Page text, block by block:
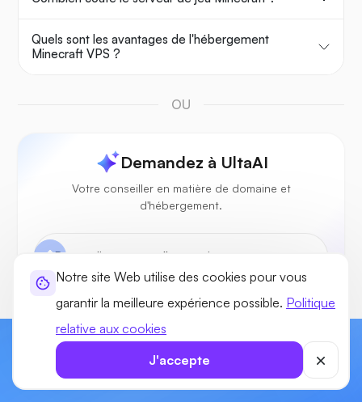
Notre site Web utilise des cookies pour vous
garantir la meilleure expérience possible. Politique
relative aux cookies
J'accepte
Quels sont les avantages de l'hébergement
Minecraft VPS ?
OU
Demandez à UltaAI
Votre conseiller en matière de domaine et
d'hébergement.
Commencez à créer votre site Web dès
aujourd'hui !